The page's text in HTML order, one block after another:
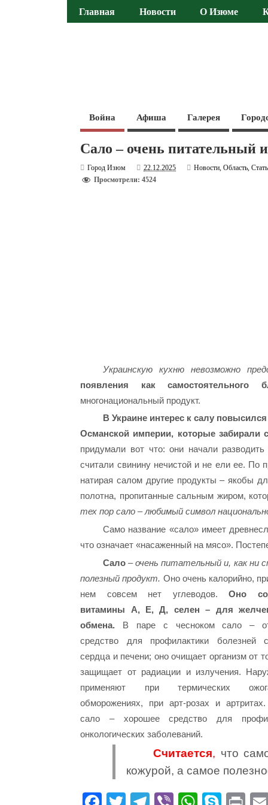
Главная Новости О Изюме
Война Афиша Галерея
Сало – очень питательный
Город Изюм 22.12.2025 Новости,Область,
Просмотрели: 4524
Украинскую кухню невозможно
появления как самостоятельного
многонациональный продукт.
В Украине интерес к салу
Османской империи, которые забирали
придумали вот что: они начали
считали свинину нечистой и не ели ее. По
натирая салом другие продукты – якобы
полотна, пропитанные сальным жиром,
тех пор сало – любимый символ
Само название «сало» имеет
что означает «насаженный на мясо».
Сало – очень питательный и, как ни
полезный продукт. Оно очень калорийно,
нем совсем нет углеводов. Оно
витамины А, Е, Д, селен – для
обмена. В паре с чесноком сало –
средство для профилактики болезней
сердца и печени; оно очищает организм от
защищает от радиации и излучения.
применяют при термических
обморожениях, при арт-розах и
сало – хорошее средство для
онкологических заболеваний.
Считается, что
кожурой, а самое